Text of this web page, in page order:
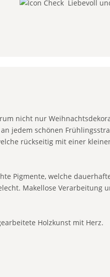
Liebevoll
nicht nur
jedem schönen
rückseitig mit einer
Pigmente, welche
Makellose Verarbeitung
Holzkunst mit Herz.